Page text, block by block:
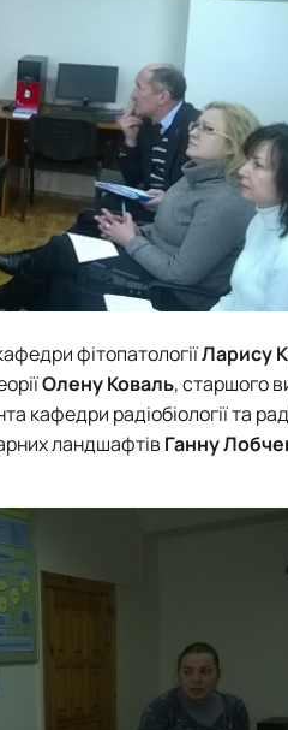
фітопатологіїЛарису
Олену Коваль, старшого
кафедри радіобіології та
ландшафтів Ганну